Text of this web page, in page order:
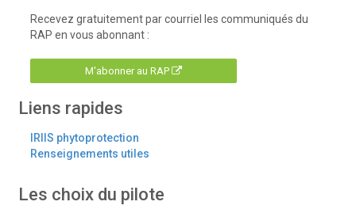
Recevez gratuitement par courriel les communiqués du
RAP en vous abonnant :
M'abonner au RAP
Liens rapides
IRIIS phytoprotection
Renseignements utiles
Les choix du pilote